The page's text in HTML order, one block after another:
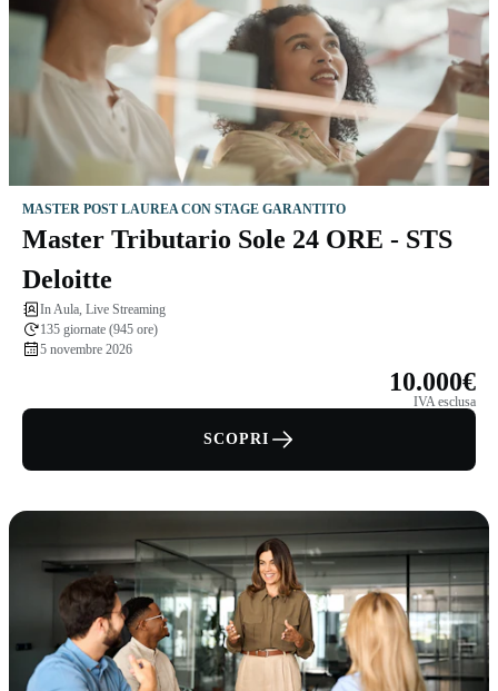
MASTER POST LAUREA CON STAGE GARANTITO
Master Tributario Sole 24 ORE - STS
Deloitte
In Aula, Live Streaming
135 giornate (945 ore)
5 novembre 2026
10.000€
IVA esclusa
SCOPRI